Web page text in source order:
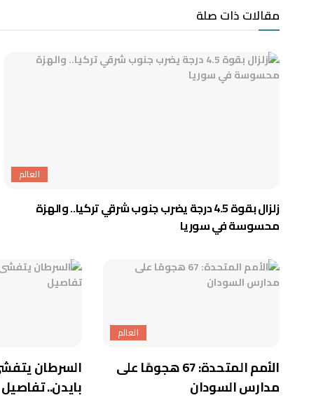
مقالات ذات صلة
العالم
زلزال بقوة 4.5 درجة يضرب جنوب شرقي تركيا.. والهزة
محسوسة في سوريا
العالم
الأمم المتحدة: 67 هجومًا على
مدارس السودان
السرطان
بايدن.. تفاصيل